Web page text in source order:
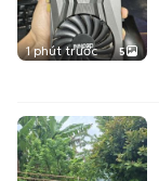
1 phút trước 5